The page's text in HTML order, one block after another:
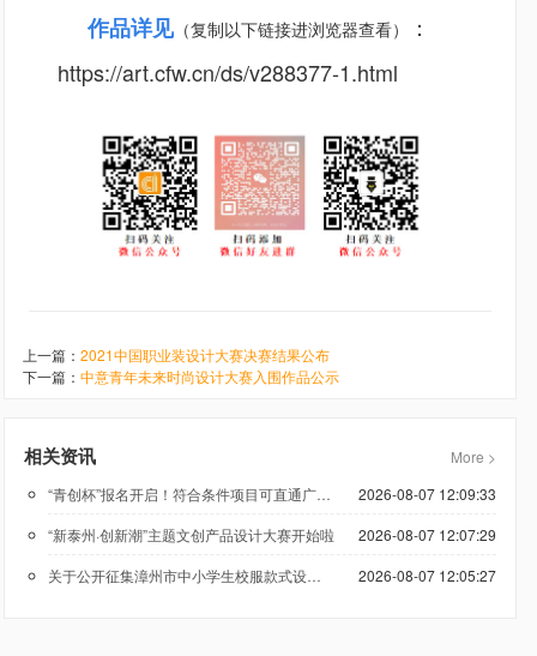
作品详见 （复制以下链接进浏览器查看） ：
https://art.cfw.cn/ds/v288377-1.html
上一篇： 2021中国职业装设计大赛决赛结果公布
下一篇： 中意青年未来时尚设计大赛入围作品公示
相关资讯
More >
“青创杯”报名开启！符合条件项目可直通广州科技创新创业大赛
2026-08-07 12:09:33
“新泰州·创新潮”主题文创产品设计大赛开始啦
2026-08-07 12:07:29
关于公开征集漳州市中小学生校服款式设计方案的公告
2026-08-07 12:05:27